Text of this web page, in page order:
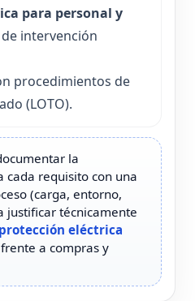
para personal y
intervención
procedimientos de
(LOTO).
la
cada requisito con una
(carga, entorno,
justificar técnicamente
eléctrica
a compras y